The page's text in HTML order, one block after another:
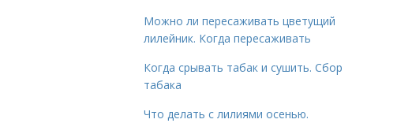
Можно ли пересаживать цветущий
лилейник. Когда пересаживать
Когда срывать табак и сушить. Сбор
табака
Что делать с лилиями осенью.